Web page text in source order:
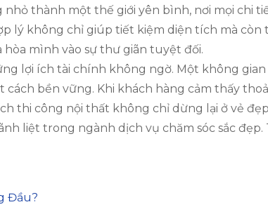
thành một thế giới yên bình, nơi mọi chi
lý không chỉ giúp tiết kiệm diện tích mà còn
mình vào sự thư giãn tuyệt đối.
lợi ích tài chính không ngờ. Một không
bền vững. Khi khách hàng cảm thấy
thi công nội thất không chỉ dừng lại ở vẻ
liệt trong ngành dịch vụ chăm sóc sắc
Đầu?